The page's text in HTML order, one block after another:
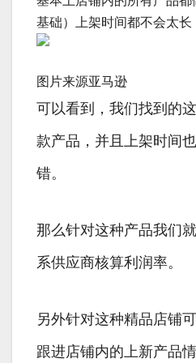
基础）上架时间都不会太长
图片来源亚马逊
可以看到，我们找到的
款产品，并且上架时间
错。
那么针对这种产品我们
系供应商核算利润率。
另外针对这种精品店铺
跟进店铺内的上新产品